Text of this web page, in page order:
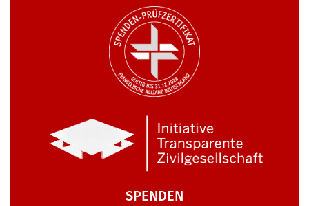
SPENDEN